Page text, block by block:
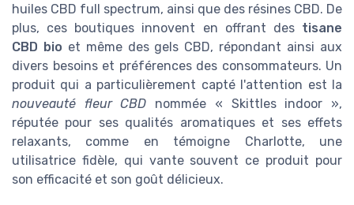
huiles CBD full spectrum, ainsi que des résines CBD. De
plus, ces boutiques innovent en offrant des tisane
CBD bio et même des gels CBD, répondant ainsi aux
divers besoins et préférences des consommateurs. Un
produit qui a particulièrement capté l'attention est la
nouveauté fleur CBD nommée « Skittles indoor »,
réputée pour ses qualités aromatiques et ses effets
relaxants, comme en témoigne Charlotte, une
utilisatrice fidèle, qui vante souvent ce produit pour
son efficacité et son goût délicieux.